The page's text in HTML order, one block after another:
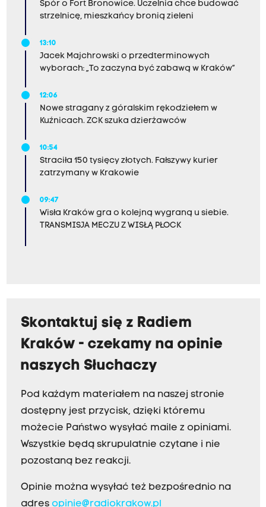
Spór o Fort Bronowice. Uczelnia chce budować
strzelnicę, mieszkańcy bronią zieleni
13:10
Jacek Majchrowski o przedterminowych
wyborach: „To zaczyna być zabawą w Kraków”
12:06
Nowe stragany z góralskim rękodziełem w
Kuźnicach. ZCK szuka dzierżawców
10:54
Straciła 150 tysięcy złotych. Fałszywy kurier
zatrzymany w Krakowie
09:47
Wisła Kraków gra o kolejną wygraną u siebie.
TRANSMISJA MECZU Z WISŁĄ PŁOCK
Skontaktuj się z Radiem
Kraków - czekamy na opinie
naszych Słuchaczy
Pod każdym materiałem na naszej stronie
dostępny jest przycisk, dzięki któremu
możecie Państwo wysyłać maile z opiniami.
Wszystkie będą skrupulatnie czytane i nie
pozostaną bez reakcji.
Opinie można wysyłać też bezpośrednio na
adres opinie@radiokrakow.pl